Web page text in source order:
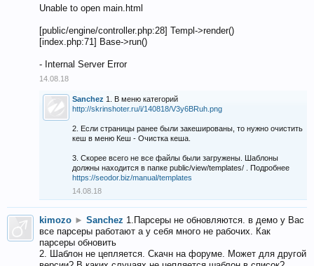
Unable to open main.html
[public/engine/controller.php:28] Templ->render()
[index.php:71] Base->run()
- Internal Server Error
14.08.18
Sanchez 1. В меню категорий
http://skrinshoter.ru/i/140818/V3y6BRuh.png
2. Если страницы ранее были закешированы, то нужно очистить
кеш в меню Кеш - Очистка кеша.
3. Скорее всего не все файлы были загружены. Шаблоны
должны находится в папке public/view/templates/ . Подробнее
https://seodor.biz/manual/templates
14.08.18
kimozo ► Sanchez 1.Парсеры не обновляются. в демо у Вас
все парсеры работают а у себя много не рабочих. Как
парсеры обновить
2. Шаблон не цепляется. Скачн на форуме. Может для другой